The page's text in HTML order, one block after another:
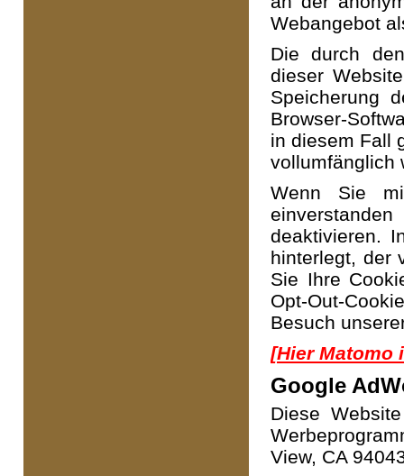
Webangebot
Die durch
dieser
Speicherung
Browser-
in diesem Fall
vollumfänglich
Wenn Sie
deaktivieren.
hinterlegt, der
Sie Ihre
Opt-Out-
Besuch
[Hier Matomo
Google
Diese
View, CA